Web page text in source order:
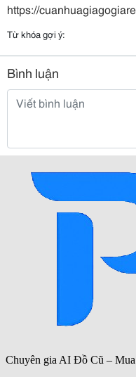
https://
Từ khóa gợi ý:
Bình luận